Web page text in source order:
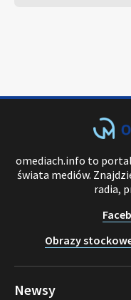
omediach.info to
świata mediów.
radia,
Obrazy
Newsy